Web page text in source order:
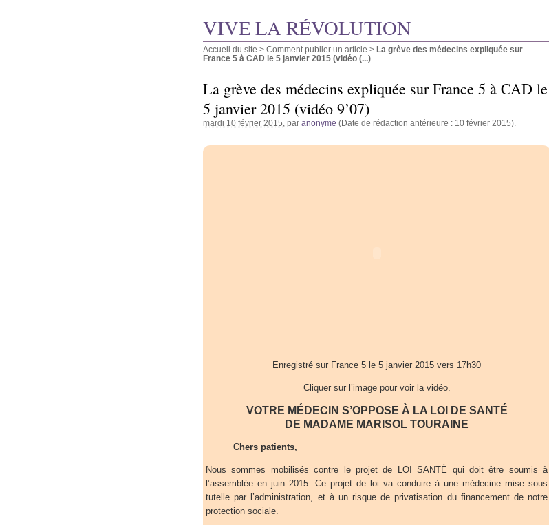
VIVE LA RÉVOLUTION
Accueil du site > Comment publier un article > La grève des médecins expliquée sur
France 5 à CAD le 5 janvier 2015 (vidéo (...)
La grève des médecins expliquée sur France 5 à CAD le
5 janvier 2015 (vidéo 9’07)
mardi 10 février 2015 , par anonyme (Date de rédaction antérieure : 10 février 2015).
Enregistré sur France 5 le 5 janvier 2015 vers 17h30
Cliquer sur l’image pour voir la vidéo.
VOTRE MÉDECIN S’OPPOSE À LA LOI DE SANTÉ
DE MADAME MARISOL TOURAINE
Chers patients,
Nous sommes mobilisés contre le projet de LOI SANTÉ qui doit être soumis à
l’assemblée en juin 2015. Ce projet de loi va conduire à une médecine mise sous
tutelle par l’administration, et à un risque de privatisation du financement de notre
protection sociale.